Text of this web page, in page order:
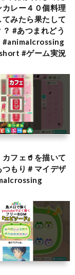
レー４０個料理
てみたら果たして
#あつまれどう
#ゲーム実況
カフェ🥤を描いて
もり＃マイデザ